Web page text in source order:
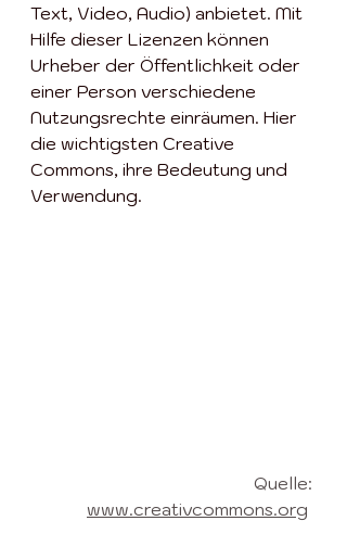
Text, Video, Audio) anbietet. Mit
Hilfe dieser Lizenzen können
Urheber der Öffentlichkeit oder
einer Person verschiedene
Nutzungsrechte einräumen. Hier
die wichtigsten Creative
Commons, ihre Bedeutung und
Verwendung.
Quelle:
www.creativcommons.org